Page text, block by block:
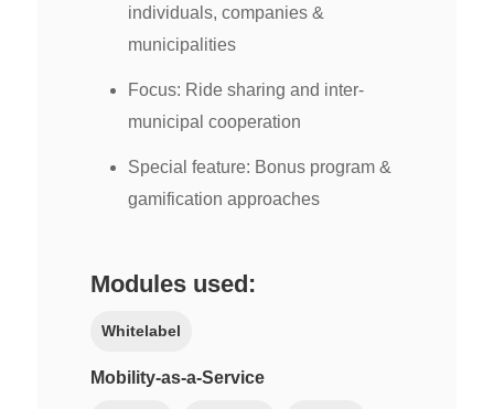
individuals, companies &
municipalities
Focus: Ride sharing and inter-
municipal cooperation
Special feature: Bonus program &
gamification approaches
Modules used:
Whitelabel
Mobility-as-a-Service